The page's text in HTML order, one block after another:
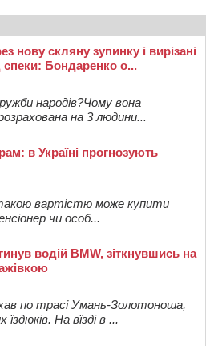
нову скляну зупинку і вирізані
спеки: Бондаренко о...
народів?Чому вона
на 3 людини...
в Україні прогнозують
такою вартістю може купити
чи особ...
водій BMW, зіткнувшись на
по трасі Умань-Золотоноша,
На вїзді в ...